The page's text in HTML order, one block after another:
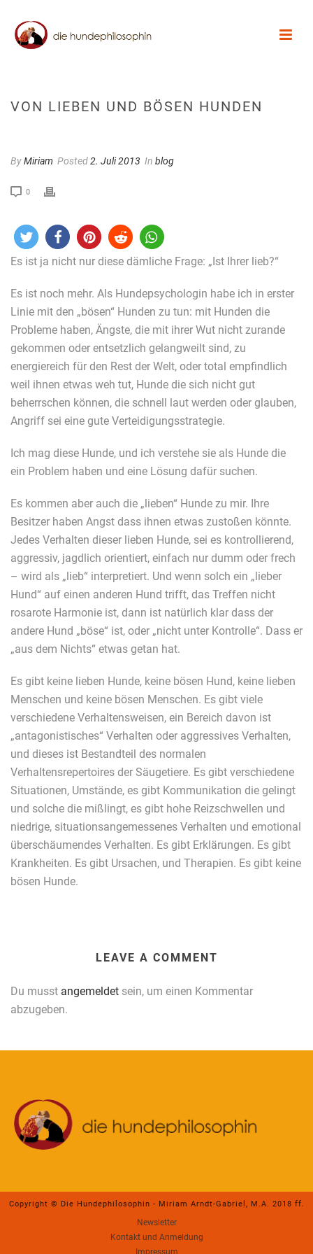
VON LIEBEN UND BÖSEN HUNDEN
ByMiriam Posted2. Juli 2013 In blog
0
Es ist ja nicht nur diese dämliche Frage: „Ist Ihrer lieb?“
Es ist noch mehr. Als Hundepsychologin habe ich in erster
Linie mit den „bösen“ Hunden zu tun: mit Hunden die
Probleme haben, Ängste, die mit ihrer Wut nicht zurande
gekommen oder entsetzlich gelangweilt sind, zu
energiereich für den Rest der Welt, oder total empfindlich
weil ihnen etwas weh tut, Hunde die sich nicht gut
beherrschen können, die schnell laut werden oder glauben,
Angriff sei eine gute Verteidigungsstrategie.
Ich mag diese Hunde, und ich verstehe sie als Hunde die
ein Problem haben und eine Lösung dafür suchen.
Es kommen aber auch die „lieben“ Hunde zu mir. Ihre
Besitzer haben Angst dass ihnen etwas zustoßen könnte.
Jedes Verhalten dieser lieben Hunde, sei es kontrollierend,
aggressiv, jagdlich orientiert, einfach nur dumm oder frech
– wird als „lieb“ interpretiert. Und wenn solch ein „lieber
Hund“ auf einen anderen Hund trifft, das Treffen nicht
rosarote Harmonie ist, dann ist natürlich klar dass der
andere Hund „böse“ ist, oder „nicht unter Kontrolle“. Dass er
„aus dem Nichts“ etwas getan hat.
Es gibt keine lieben Hunde, keine bösen Hund, keine lieben
Menschen und keine bösen Menschen. Es gibt viele
verschiedene Verhaltensweisen, ein Bereich davon ist
„antagonistisches“ Verhalten oder aggressives Verhalten,
und dieses ist Bestandteil des normalen
Verhaltensrepertoires der Säugetiere. Es gibt verschiedene
Situationen, Umstände, es gibt Kommunikation die gelingt
und solche die mißlingt, es gibt hohe Reizschwellen und
niedrige, situationsangemessenes Verhalten und emotional
überschäumendes Verhalten. Es gibt Erklärungen. Es gibt
Krankheiten. Es gibt Ursachen, und Therapien. Es gibt keine
bösen Hunde.
LEAVE A COMMENT
Du musst angemeldet sein, um einen Kommentar
abzugeben.
Copyright © Die Hundephilosophin - Miriam Arndt-Gabriel, M.A. 2018 ff.
Newsletter
Kontakt und Anmeldung
Impressum